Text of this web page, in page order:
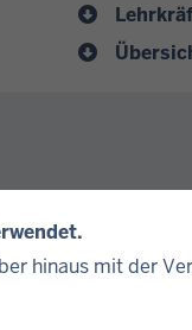
hinaus mit der